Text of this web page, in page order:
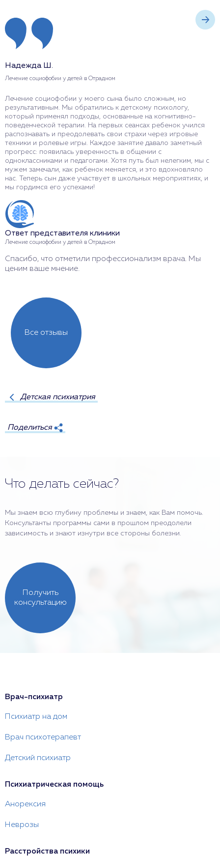
Надежда Ш.
Лечение социофобии у детей в Отрадном
Лечение социофобии у моего сына было сложным, но
результативным. Мы обратились к детскому психологу,
который применял подходы, основанные на когнитивно-
поведенческой терапии. На первых сеансах ребенок учился
распознавать и преодолевать свои страхи через игровые
техники и ролевые игры. Каждое занятие давало заметный
прогресс: появилась уверенность в общении с
одноклассниками и педагогами. Хотя путь был нелегким, мы с
мужем замечали, как ребенок меняется, и это вдохновляло
нас. Теперь сын даже участвует в школьных мероприятиях, и
мы гордимся его успехами!
Ответ представителя клиники
Лечение социофобии у детей в Отрадном
Спасибо, что отметили профессионализм врача. Мы
ценим ваше мнение.
Все отзывы
Детская психиатрия
Поделиться
Что делать сейчас?
Мы знаем всю глубину проблемы и знаем, как Вам помочь.
Консультанты программы сами в прошлом преодолели
зависимость и знают изнутри все стороны болезни.
Получить
консультацию
Врач-психиатр
Психиатр на дом
Врач психотерапевт
Детский психиатр
Психиатрическая помощь
Анорексия
Неврозы
Расстройства психики